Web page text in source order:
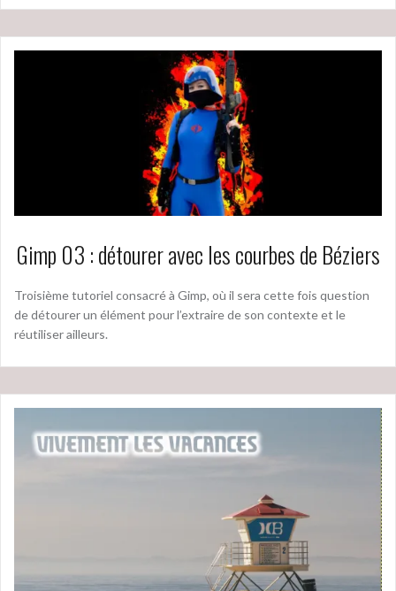
Gimp 03 : détourer avec les courbes de Béziers
Troisième tutoriel consacré à Gimp, où il sera cette fois question
de détourer un élément pour l’extraire de son contexte et le
réutiliser ailleurs.